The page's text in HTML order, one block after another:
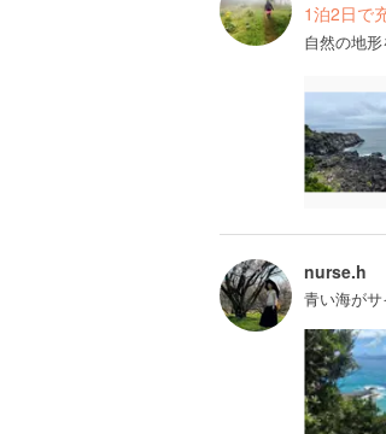
1泊2日で
自然の地
nurse.h
青い海がサ